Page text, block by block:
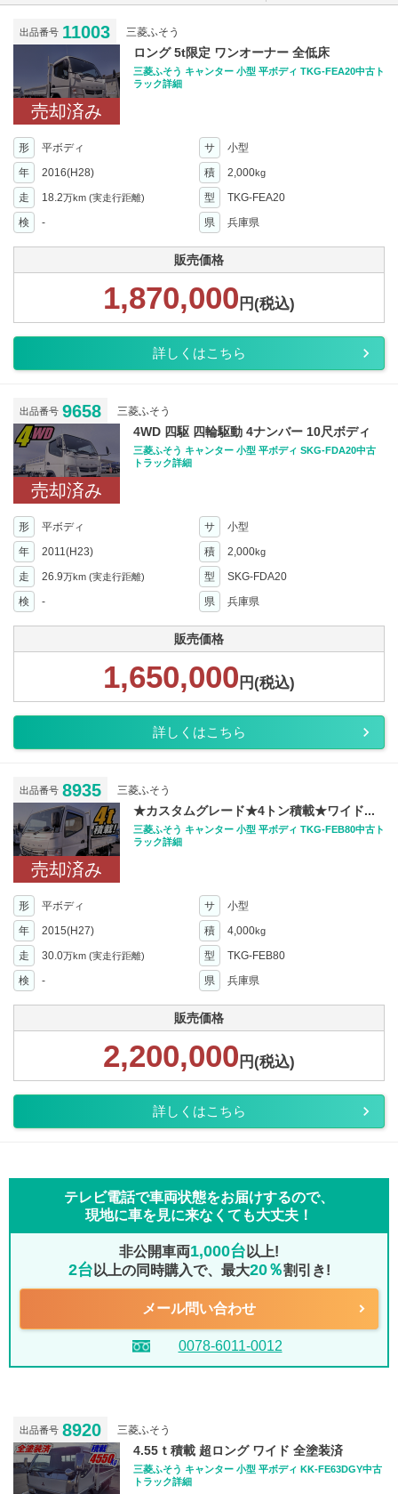
出品番号 11003 三菱ふそう
売却済み
ロング 5t限定 ワンオーナー 全低床
三菱ふそう キャンター 小型 平ボディ TKG-FEA20中古ト
ラック詳細
形 平ボディ サ
小型
年
2016(H28) 積 2,000kg
走 18.2万km (実走行距離) 型
TKG-FEA20
検
- 県 兵庫県
販売価格
1,870,000 円(税込)
詳しくはこちら
出品番号 9658 三菱ふそう
売却済み
4WD 四駆 四輪駆動 4ナンバー 10尺ボディ
三菱ふそう キャンター 小型 平ボディ SKG-FDA20中古
トラック詳細
形 平ボディ サ
小型
年
2011(H23) 積 2,000kg
走 26.9万km (実走行距離) 型
SKG-FDA20
検
- 県 兵庫県
販売価格
1,650,000 円(税込)
詳しくはこちら
出品番号 8935 三菱ふそう
売却済み
★カスタムグレード★4トン積載★ワイド...
三菱ふそう キャンター 小型 平ボディ TKG-FEB80中古ト
ラック詳細
形 平ボディ サ
小型
年
2015(H27) 積 4,000kg
走 30.0万km (実走行距離) 型
TKG-FEB80
検
- 県 兵庫県
販売価格
2,200,000 円(税込)
詳しくはこちら
テレビ電話で車両状態をお届けするので、
現地に車を見に来なくても大丈夫！
非公開車両1,000台 以上!
2台 以上の同時購入で、最大20％割引き!
メール問い合わせ
0078-6011-0012
出品番号 8920 三菱ふそう
4.55ｔ積載 超ロング ワイド 全塗装済
三菱ふそう キャンター 小型 平ボディ KK-FE63DGY中古
トラック詳細